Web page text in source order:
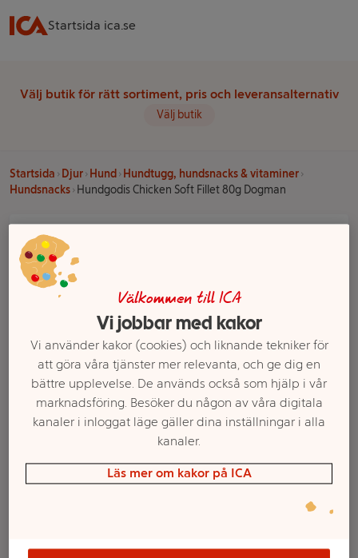
Startsida ica.se
Välj butik för rätt sortiment, pris och leveransalternativ
Välj butik
Startsida Djur Hund
Hundtugg, hundsnacks & vitaminer
Hundsnacks Hundgodis Chicken Soft Fillet 80g Dogman
Välkommen till ICA
Vi jobbar med kakor
Vi använder kakor (cookies) och liknande tekniker för
att göra våra tjänster mer relevanta, och ge dig en
bättre upplevelse. De används också som hjälp i vår
marknadsföring. Besöker du någon av våra digitala
kanaler i inloggat läge gäller dina inställningar i alla
kanaler.
Läs mer om kakor på ICA